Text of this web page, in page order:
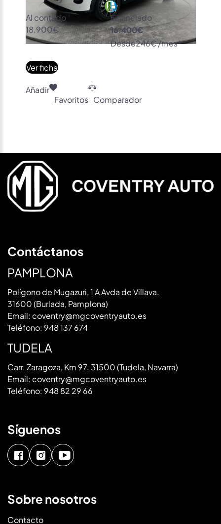
Al contado
18.900€
Financiado
16.400€
Desde246€ /mes*
Ver ficha
Añadir
Favoritos Comparador
Contáctanos
PAMPLONA
Polígono de Mugazuri, 1 A Avda de Villava.
31600 (Burlada, Pamplona)
Email: coventry@mgcoventryauto.es
Teléfono: 948 137 674
TUDELA
Carr. Zaragoza, Km 97. 31500 (Tudela, Navarra)
Email: coventry@mgcoventryauto.es
Teléfono: 948 82 29 66
Síguenos
Sobre nosotros
Contacto